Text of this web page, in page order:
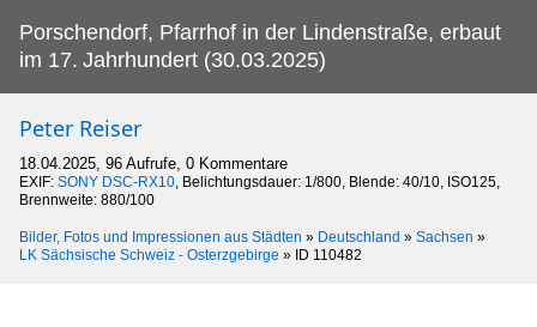
Porschendorf, Pfarrhof in der Lindenstraße, erbaut
im 17. Jahrhundert (30.03.2025)
Peter Reiser
18.04.2025, 96 Aufrufe, 0 Kommentare
EXIF: SONY DSC-RX10, Belichtungsdauer: 1/800, Blende: 40/10, ISO125,
Brennweite: 880/100
Bilder, Fotos und Impressionen aus Städten » Deutschland » Sachsen »
LK Sächsische Schweiz - Osterzgebirge » ID 110482